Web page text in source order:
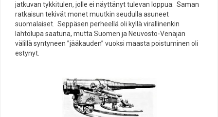
jatkuvan tykkitulen, jolle ei näyttänyt tulevan loppua. Saman
ratkaisun tekivät monet muutkin seudulla asuneet
suomalaiset. Seppäsen perheellä oli kyllä virallinenkin
lähtölupa saatuna, mutta Suomen ja Neuvosto-Venäjän
välillä syntyneen ”jääkauden” vuoksi maasta poistuminen oli
estynyt.